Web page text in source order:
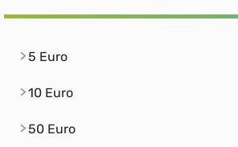
5 Euro
10 Euro
50 Euro